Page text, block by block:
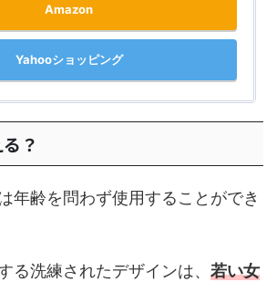
Amazon
Yahooショッピング
？
年齢を問わず使用することができ
る洗練されたデザインは、 若い女